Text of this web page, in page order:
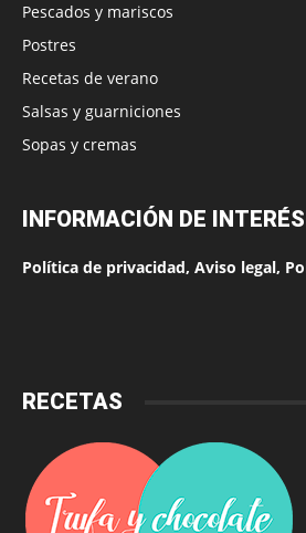
Pescados y mariscos
Postres
Recetas de verano
Salsas y guarniciones
Sopas y cremas
INFORMACIÓN DE INTERÉS
Política de privacidad, Aviso legal,
RECETAS